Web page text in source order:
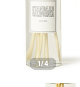
1/4